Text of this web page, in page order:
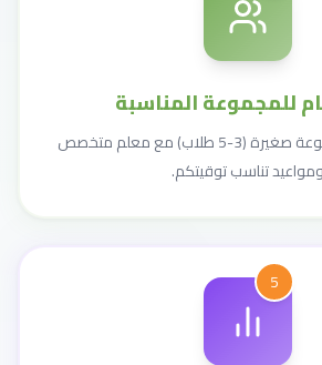
للمجموعة المناسبة
يلتحق طفلك بمجموعة صغيرة (3-5 طلاب) مع معلم متخصص
ومواعيد تناسب توقيتكم.
5